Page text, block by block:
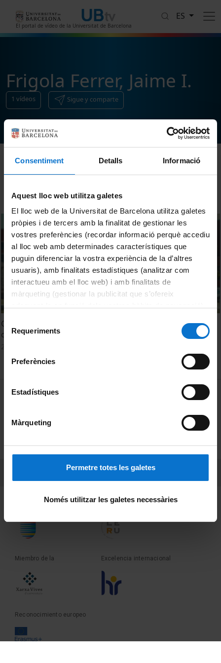
Consentiment Detalls Informació
Aquest lloc web utilitza galetes
El lloc web de la Universitat de Barcelona utilitza galetes
pròpies i de tercers amb la finalitat de gestionar les
vostres preferències (recordar informació perquè accediu
al lloc web amb determinades característiques que
puguin diferenciar la vostra experiència de la d’altres
usuaris), amb finalitats estadístiques (analitzar com
interactueu amb el lloc web) i amb finalitats de
màrqueting (gestionar la publicitat que s’ofereix
consultar laPolítica de galetes del lloc web de la
Selecció
de Requeriments
Preferències
Estadístiques
Màrqueting
Permetre totes les galetes
Només utilitzar les galetes necessàries
El portal de vídeo de la Universitat de Barcelona
ES
Frigola Ferrer, Jaime I.
1 vídeos Sigue y comparte
Ordenar
Com es detecta «l’acció de l’home» en els mars i els
oceans?
MENÚ PEU 1
Privacidad y términos
Sobre UBtv
Fundadora de la Miembro de la
Miembro de la Excelencia internacional
Reconocimiento europeo